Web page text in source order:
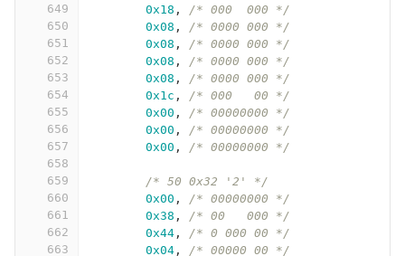
649
650
651
652
653
654
655
656
657
658
659
660
661
662
663
0x18 ,
/* 000  000 */
0x08 ,
/* 0000 000 */
0x08 ,
/* 0000 000 */
0x08 ,
/* 0000 000 */
0x08 ,
/* 0000 000 */
0x1c ,
/* 000   00 */
0x00 ,
/* 00000000 */
0x00 ,
/* 00000000 */
0x00 , /* 00000000 */
/* 50 0x32 '2' */
0x00 ,
/* 00000000 */
0x38 ,
/* 00   000 */
0x44 ,
/* 0 000 00 */
0x04 ,
/* 00000 00 */